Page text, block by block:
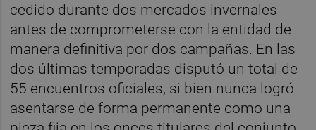
cedido durante dos mercados invernales
antes de comprometerse con la entidad de
manera definitiva por dos campañas. En las
dos últimas temporadas disputó un total de
55 encuentros oficiales, si bien nunca logró
asentarse de forma permanente como una